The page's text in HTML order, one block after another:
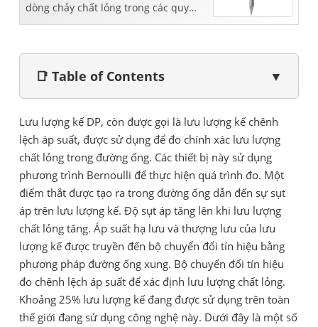
dòng chảy chất lỏng trong các quy
trình công nghiệp.
📑 Table of Contents ▼
Lưu lượng kế DP, còn được gọi là lưu lượng kế chênh
lệch áp suất, được sử dụng để đo chính xác lưu lượng
chất lỏng trong đường ống. Các thiết bị này sử dụng
phương trình Bernoulli để thực hiện quá trình đo. Một
điểm thắt được tạo ra trong đường ống dẫn đến sự sụt
áp trên lưu lượng kế. Độ sụt áp tăng lên khi lưu lượng
chất lỏng tăng. Áp suất hạ lưu và thượng lưu của lưu
lượng kế được truyền đến bộ chuyển đổi tín hiệu bằng
phương pháp đường ống xung. Bộ chuyển đổi tín hiệu
đo chênh lệch áp suất để xác định lưu lượng chất lỏng.
Khoảng 25% lưu lượng kế đang được sử dụng trên toàn
thế giới đang sử dụng công nghệ này. Dưới đây là một số